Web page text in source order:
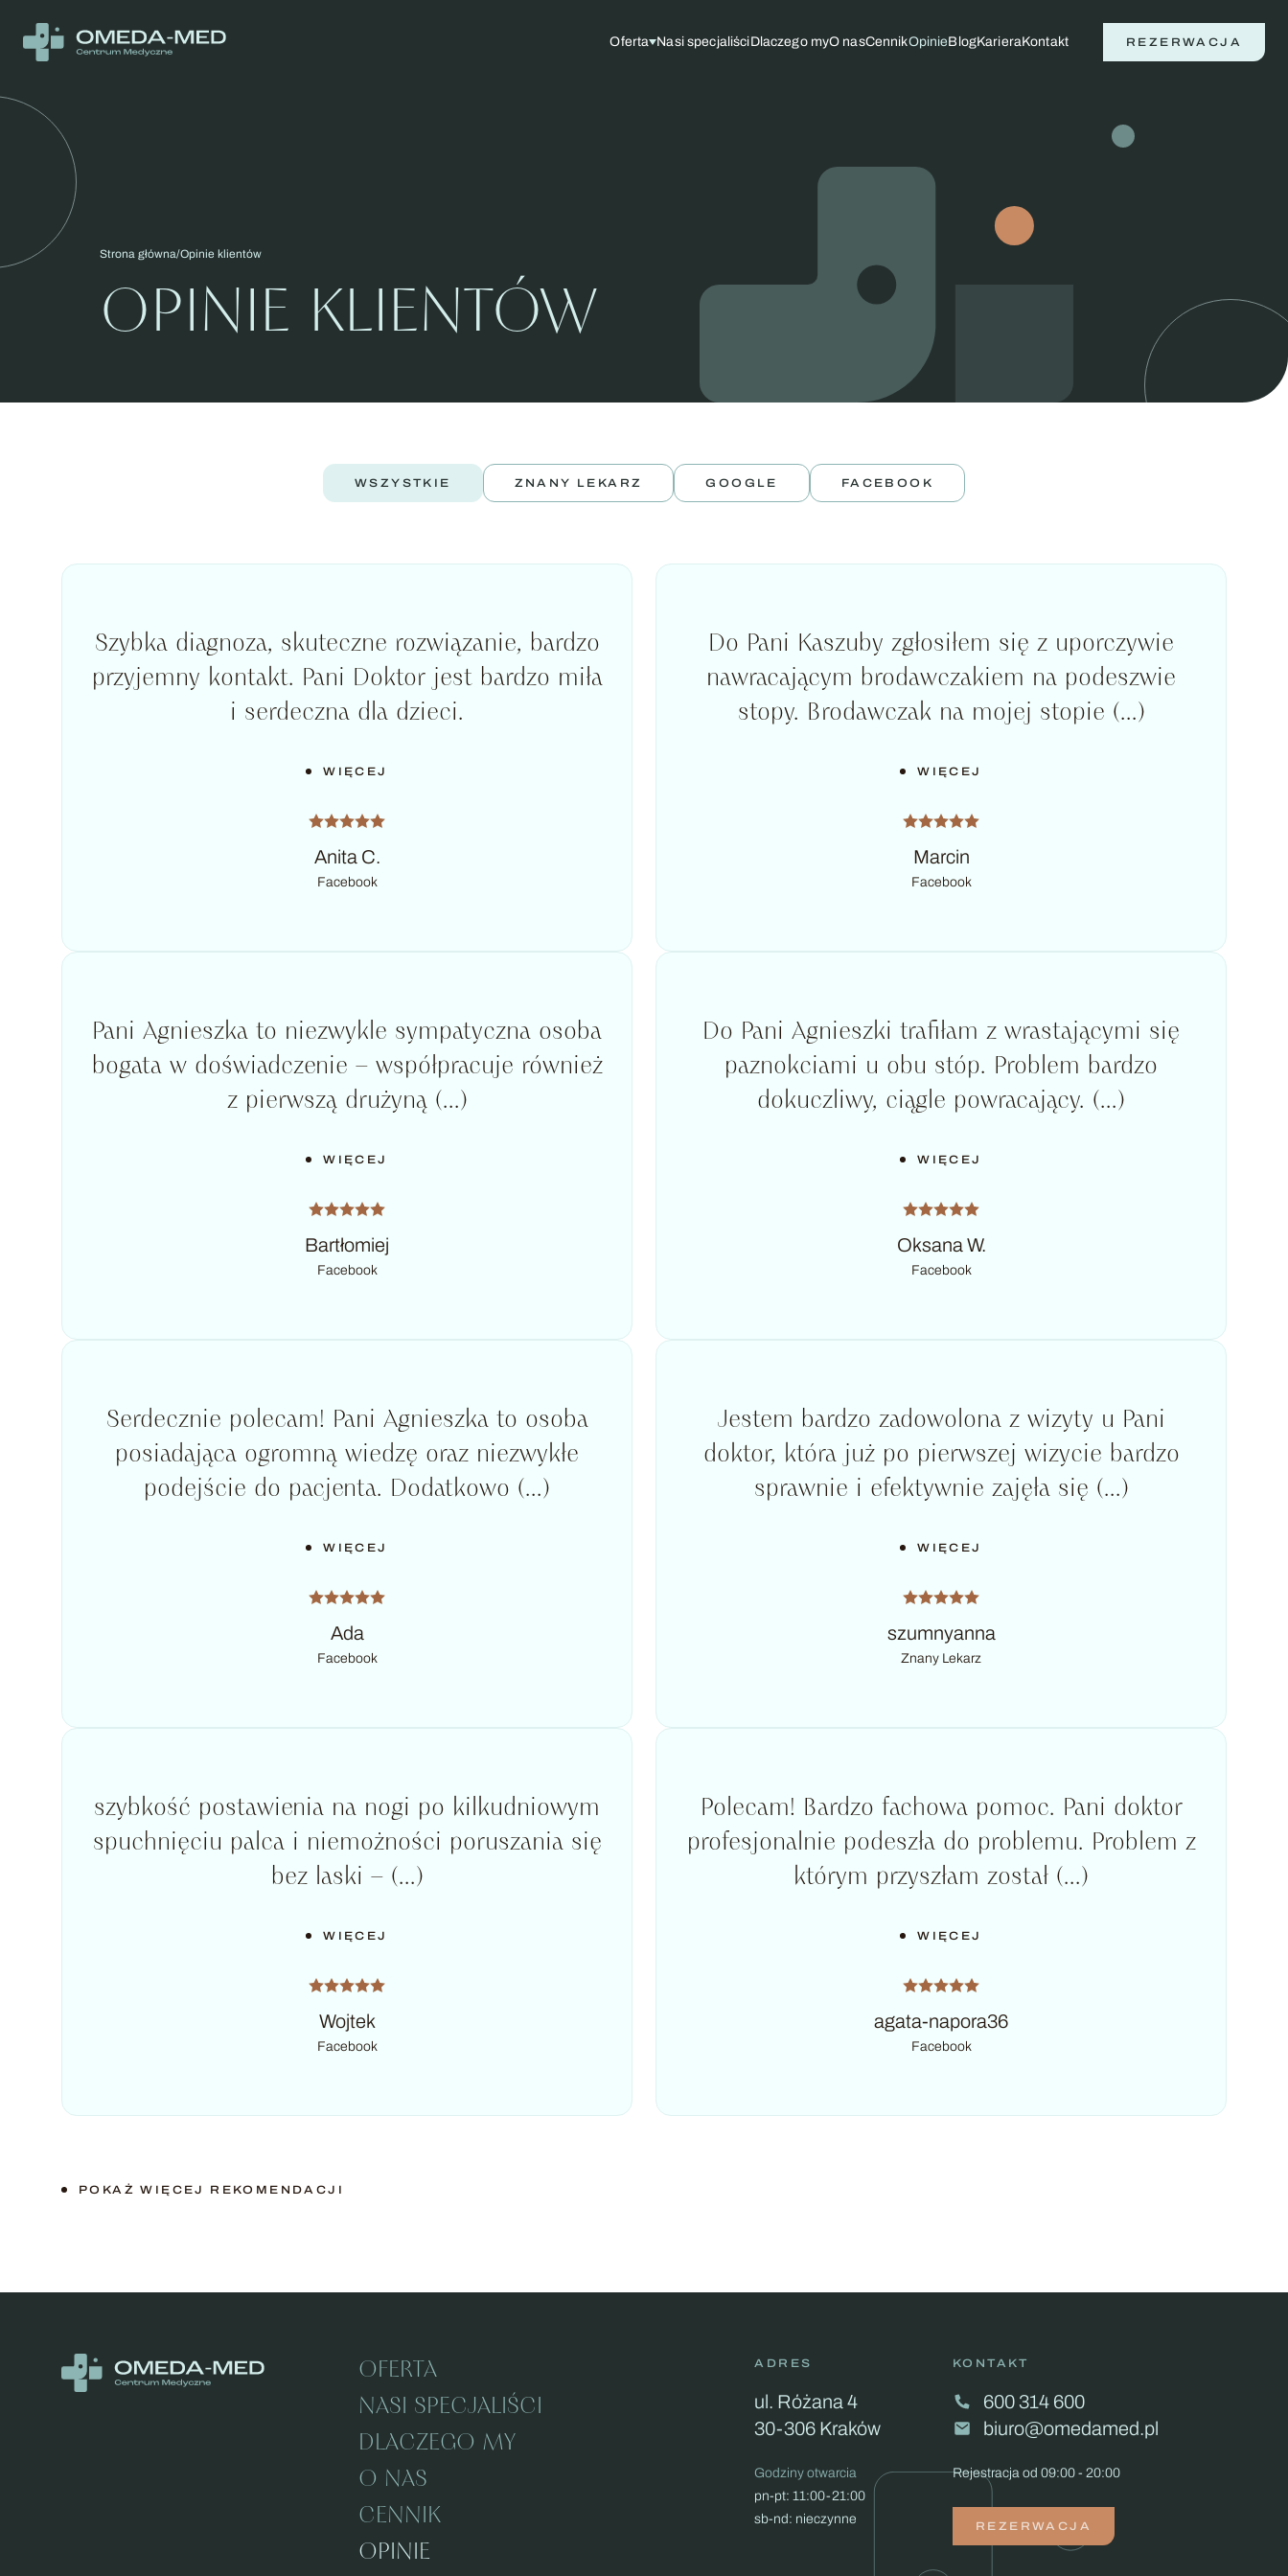
Oferta Nasi specjaliściDlaczego myO nasCennikOpinieBlogKarieraKontakt REZERWACJA
Strona główna Opinie klientów
OPINIE KLIENTÓW
WSZYSTKIE ZNANY LEKARZ GOOGLE FACEBOOK
Szybka diagnoza, skuteczne rozwiązanie, bardzo
przyjemny kontakt. Pani Doktor jest bardzo miła
i serdeczna dla dzieci.
WIĘCEJ
Anita C.
Facebook
Do Pani Kaszuby zgłosiłem się z uporczywie
nawracającym brodawczakiem na podeszwie
stopy. Brodawczak na mojej stopie (...)
WIĘCEJ
Marcin
Facebook
Pani Agnieszka to niezwykle sympatyczna osoba
bogata w doświadczenie – współpracuje również
z pierwszą drużyną (...)
WIĘCEJ
Bartłomiej
Facebook
Do Pani Agnieszki trafiłam z wrastającymi się
paznokciami u obu stóp. Problem bardzo
dokuczliwy, ciągle powracający. (...)
WIĘCEJ
Oksana W.
Facebook
Serdecznie polecam! Pani Agnieszka to osoba
posiadająca ogromną wiedzę oraz niezwykłe
podejście do pacjenta. Dodatkowo (...)
WIĘCEJ
Ada
Facebook
Jestem bardzo zadowolona z wizyty u Pani
doktor, która już po pierwszej wizycie bardzo
sprawnie i efektywnie zajęła się (...)
WIĘCEJ
szumnyanna
Znany Lekarz
szybkość postawienia na nogi po kilkudniowym
spuchnięciu palca i niemożności poruszania się
bez laski – (...)
WIĘCEJ
Wojtek
Facebook
Polecam! Bardzo fachowa pomoc. Pani doktor
profesjonalnie podeszła do problemu. Problem z
którym przyszłam został (...)
WIĘCEJ
agata-napora36
Facebook
POKAŻ WIĘCEJ REKOMENDACJI
OFERTA
NASI SPECJALIŚCI
DLACZEGO MY
O NAS
CENNIK
OPINIE
ADRES
ul. Różana 4
30-306 Kraków
Godziny otwarcia
pn-pt: 11:00-21:00
sb-nd: nieczynne
KONTAKT
600 314 600
biuro@omedamed.pl
Rejestracja od 09:00 - 20:00
REZERWACJA